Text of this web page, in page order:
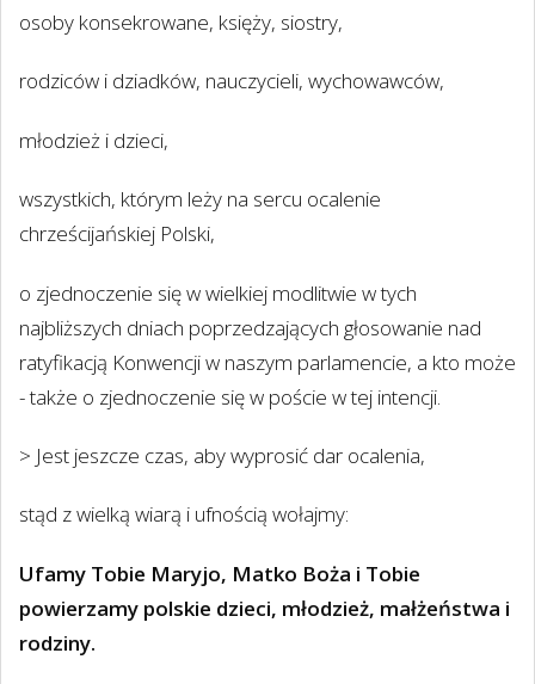
osoby konsekrowane, księży, siostry,
rodziców i dziadków, nauczycieli, wychowawców,
młodzież i dzieci,
wszystkich, którym leży na sercu ocalenie
chrześcijańskiej Polski,
o zjednoczenie się w wielkiej modlitwie w tych
najbliższych dniach poprzedzających głosowanie nad
ratyfikacją Konwencji w naszym parlamencie, a kto może
- także o zjednoczenie się w poście w tej intencji.
> Jest jeszcze czas, aby wyprosić dar ocalenia,
stąd z wielką wiarą i ufnością wołajmy:
Ufamy Tobie Maryjo, Matko Boża i Tobie
powierzamy polskie dzieci, młodzież, małżeństwa i
rodziny.